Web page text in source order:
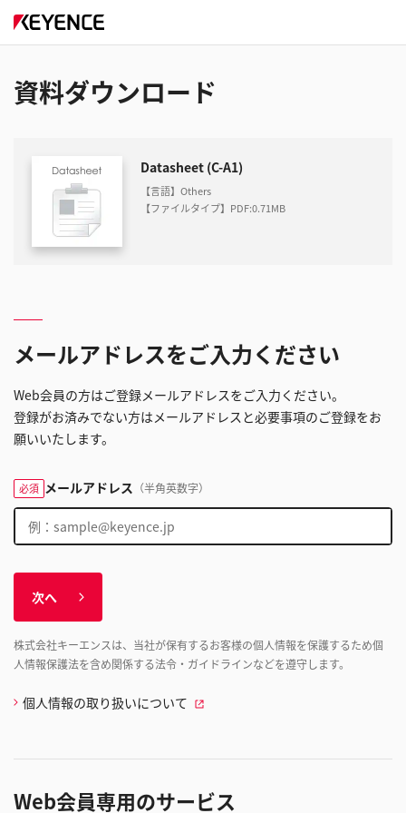
資料ダウンロード
Datasheet (C-A1)
【言語】Others
【ファイルタイプ】PDF:0.71MB
メールアドレスをご入力ください
Web会員の方はご登録メールアドレスをご入力ください。
登録がお済みでない方はメールアドレスと必要事項のご登録をお
願いいたします。
必須 メールアドレス （半角英数字）
次へ
株式会社キーエンスは、当社が保有するお客様の個人情報を保護するため個
人情報保護法を含め関係する法令・ガイドラインなどを遵守します。
個人情報の取り扱いについて
Web会員専用のサービス